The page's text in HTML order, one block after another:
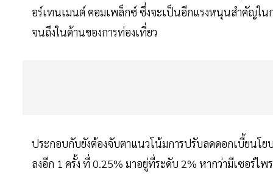
อร์เทนเมนต์ คอมเพล็กซ์ ซึ่งจะเป็นอีกแรงหนุนสำคัญในก
จนถึงในด้านของการท่องเที่ยว
ประกอบกับยังต้องจับตาแนวโน้มการปรับลดดอกเบี้ยนโย
ลงอีก 1 ครั้ง ที่ 0.25% มาอยู่ที่ระดับ 2% หากว่ามีเซอร์ไ